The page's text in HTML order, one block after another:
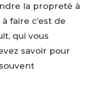
la propreté à
faire c’est de
qui vous
savoir pour